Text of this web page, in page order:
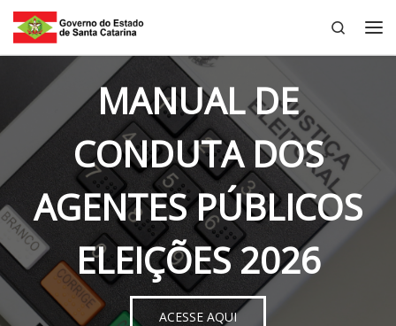
Skip to content
Search
MANUAL DE
CONDUTA DOS
AGENTES PÚBLICOS
ELEIÇÕES 2026
ACESSE AQUI